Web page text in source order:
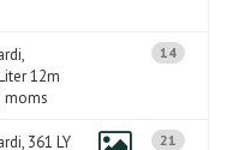
12m
moms
14
361 LY
21